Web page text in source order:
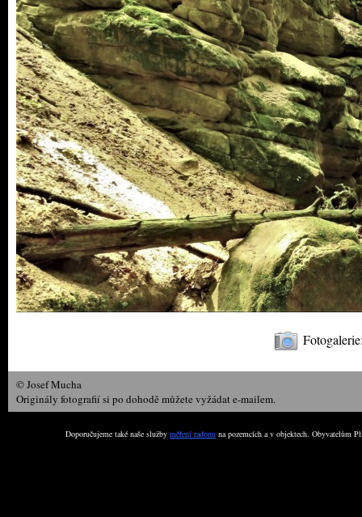
© Josef Mucha
Originály fotografií si po dohodě můžete vyžádat e-mailem.
Doporučujeme také naše služby měření radonu na pozemcích a v objektech. Obyvatelům